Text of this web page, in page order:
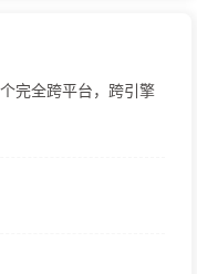
完全跨平台，跨引擎